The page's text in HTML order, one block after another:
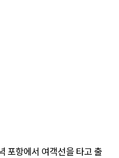
포항에서 여객선을 타고 출